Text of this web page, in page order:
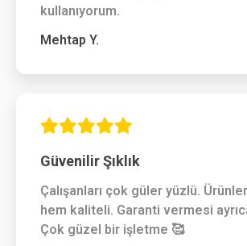
kullanıyorum.
Mehtap Y.
Güvenilir Şıklık
Çalışanları çok güler yüzlü.
hem kaliteli. Garanti vermesi
Çok güzel bir işletme 🥰